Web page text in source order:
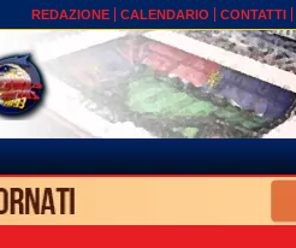
REDAZIONE CALENDARIO CONTATTI